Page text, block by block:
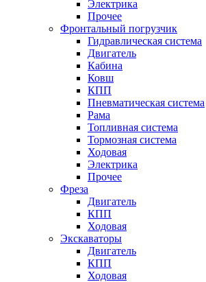
Электрика
Прочее
Фронтальный погрузчик
Гидравлическая система
Двигатель
Кабина
Ковш
КПП
Пневматическая система
Рама
Топливная система
Тормозная система
Ходовая
Электрика
Прочее
Фреза
Двигатель
КПП
Ходовая
Экскаваторы
Двигатель
КПП
Ходовая